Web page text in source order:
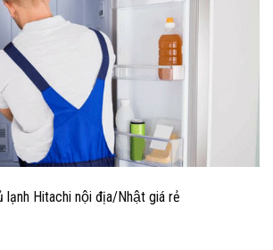
lạnh Hitachi nội địa/Nhật giá rẻ